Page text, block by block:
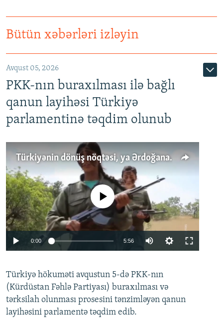
Bütün xəbərləri izləyin
Avqust 05, 2026
PKK-nın buraxılması ilə bağlı
qanun layihəsi Türkiyə
parlamentinə təqdim olunub
Türkiyənin dönüş nöqtəsi, ya Ərdoğana üçüncü şans: PKK ilə qəfil barışıq nə deməkdir?
Auto 240p 360p 480p
720p 1080p
No media source currently available
0:00 5:56
360p
480p
Türkiyə hökuməti avqustun 5-də PKK-nın
(Kürdüstan Fəhlə Partiyası) buraxılması və
tərksilah olunması prosesini tənzimləyən qanun
layihəsini parlamentə təqdim edib.